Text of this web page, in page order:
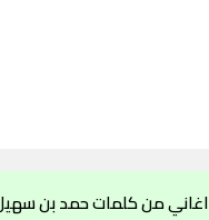
اغاني من كلمات حمد بن